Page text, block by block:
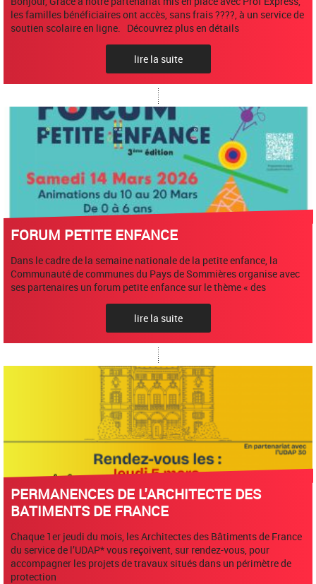
les familles bénéficiaires ont accès, sans frais ????, à un service de
soutien scolaire en ligne. Découvrez plus en détails
lire la suite
FORUM PETITE ENFANCE
Dans le cadre de la semaine nationale de la petite enfance, la
Communauté de communes du Pays de Sommières organise avec
ses partenaires un forum petite enfance sur le thème « des
lire la suite
PERMANENCES DE L'ARCHITECTE DES
BATIMENTS DE FRANCE
Chaque 1er jeudi du mois, les Architectes des Bâtiments de France
du service de l’UDAP* vous reçoivent, sur rendez-vous, pour
accompagner les projets de travaux situés dans un périmètre de
protection